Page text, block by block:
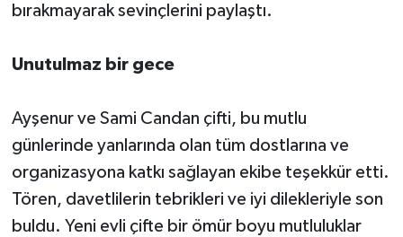
bırakmayarak sevinçlerini paylaştı.
Unutulmaz bir gece
Ayşenur ve Sami Candan çifti, bu mutlu
günlerinde yanlarında olan tüm dostlarına ve
organizasyona katkı sağlayan ekibe teşekkür etti.
Tören, davetlilerin tebrikleri ve iyi dilekleriyle son
buldu. Yeni evli çifte bir ömür boyu mutluluklar